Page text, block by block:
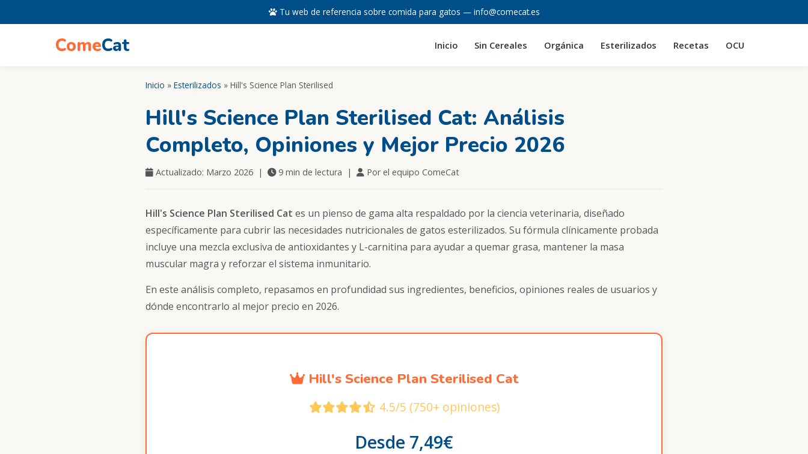
Tu web de referencia sobre comida para gatos — info@comecat.es
ComeCat Inicio Sin Cereales Orgánica Esterilizados Recetas OCU
Inicio » Esterilizados » Hill's Science Plan Sterilised
Hill's Science Plan Sterilised Cat: Análisis
Completo, Opiniones y Mejor Precio 2026
Actualizado: Marzo 2026 | 9 min de lectura | Por el equipo ComeCat
Hill's Science Plan Sterilised Cat es un pienso de gama alta respaldado por la ciencia veterinaria, diseñado
específicamente para cubrir las necesidades nutricionales de gatos esterilizados. Su fórmula clínicamente probada
incluye una mezcla exclusiva de antioxidantes y L-carnitina para ayudar a quemar grasa, mantener la masa
muscular magra y reforzar el sistema inmunitario.
En este análisis completo, repasamos en profundidad sus ingredientes, beneficios, opiniones reales de usuarios y
dónde encontrarlo al mejor precio en 2026.
Hill's Science Plan Sterilised Cat
4.5/5 (750+ opiniones)
Desde 7,49€